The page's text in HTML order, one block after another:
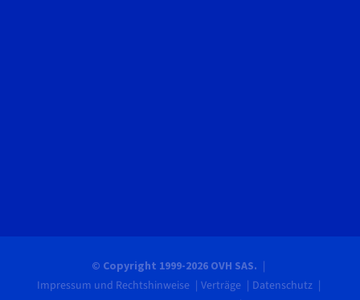
© Copyright 1999-2026 OVH SAS.
Impressum und Rechtshinweise Verträge
Datenschutz